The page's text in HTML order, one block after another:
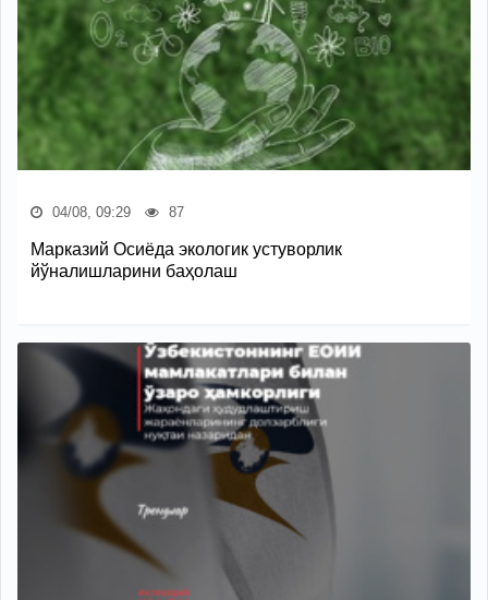
04/08, 09:29 87
Марказий Осиёда экологик устуворлик
йўналишларини баҳолаш